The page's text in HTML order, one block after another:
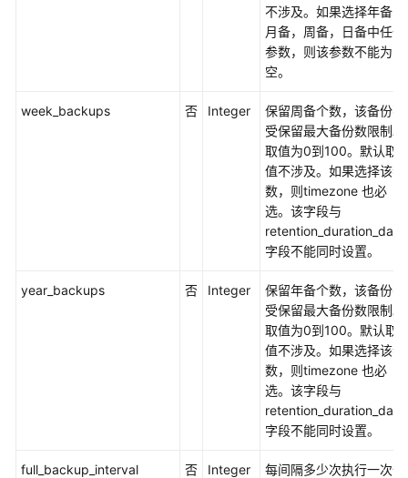
持
不涉及。如果选择年备，
月备，周备，日备中任一
参数，则该参数不能为
空。
week_backups 否 Integer
保留周备个数，该备份不
受保留最大备份数限制。
取值为0到100。默认取
值不涉及。如果选择该参
数，则timezone 也必
选。该字段与
retention_duration_days
字段不能同时设置。
year_backups 否 Integer
保留年备个数，该备份不
受保留最大备份数限制。
取值为0到100。默认取
值不涉及。如果选择该参
数，则timezone 也必
选。该字段与
retention_duration_days
字段不能同时设置。
full_backup_interval 否 Integer
每间隔多少次执行一次全